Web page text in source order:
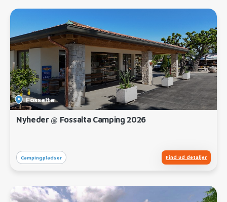
Fossalta
Nyheder @ Fossalta Camping 2026
Campingpladser Find ud detaljer